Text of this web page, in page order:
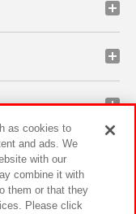
as cookies to
and ads. We
with our
combine it with
them or that they
Please click